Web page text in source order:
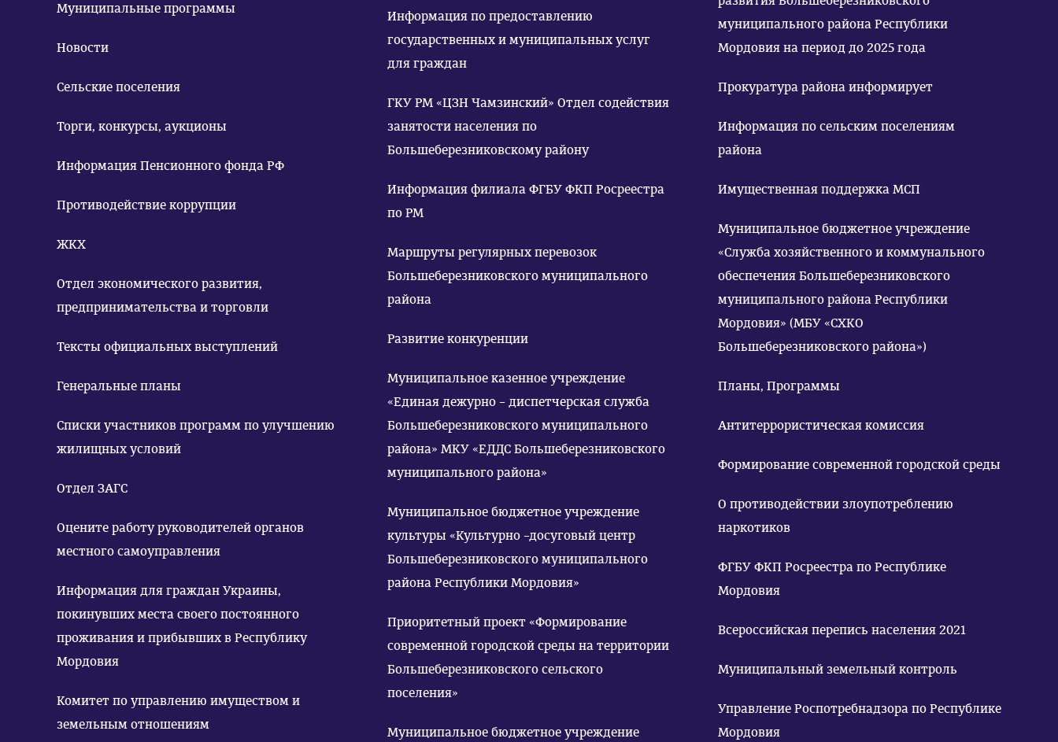
Муниципальные программы
Новости
Сельские поселения
Торги, конкурсы, аукционы
Информация Пенсионного фонда РФ
Противодействие коррупции
ЖКХ
Отдел экономического развития,
предпринимательства и торговли
Тексты официальных выступлений
Генеральные планы
Списки участников программ по улучшению
жилищных условий
Отдел ЗАГС
Оцените работу руководителей органов
местного самоуправления
Информация для граждан Украины,
покинувших места своего постоянного
проживания и прибывших в Республику
Мордовия
Комитет по управлению имуществом и
земельным отношениям
Информация по предоставлению
государственных и муниципальных услуг
для граждан
ГКУ РМ «ЦЗН Чамзинский» Отдел содействия
занятости населения по
Большеберезниковскому району
Информация филиала ФГБУ ФКП Росреестра
по РМ
Маршруты регулярных перевозок
Большеберезниковского муниципального
района
Развитие конкуренции
Муниципальное казенное учреждение
«Единая дежурно – диспетчерская служба
Большеберезниковского муниципального
района» МКУ «ЕДДС Большеберезниковского
муниципального района»
Муниципальное бюджетное учреждение
культуры «Культурно –досуговый центр
Большеберезниковского муниципального
района Республики Мордовия»
Приоритетный проект «Формирование
современной городской среды на территории
Большеберезниковского сельского
поселения»
Муниципальное бюджетное учреждение
муниципального района Республики
Мордовия на период до 2025 года
Прокуратура района информирует
Информация по сельским поселениям
района
Имущественная поддержка МСП
Муниципальное бюджетное учреждение
«Служба хозяйственного и коммунального
обеспечения Большеберезниковского
муниципального района Республики
Мордовия» (МБУ «СХКО
Большеберезниковского района»)
Планы, Программы
Антитеррористическая комиссия
Формирование современной городской среды
О противодействии злоупотреблению
наркотиков
ФГБУ ФКП Росреестра по Республике
Мордовия
Всероссийская перепись населения 2021
Муниципальный земельный контроль
Управление Роспотребнадзора по Республике
Мордовия